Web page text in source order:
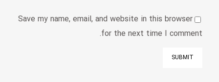
Save my name, email, and website in this browser
for the next time I comment.